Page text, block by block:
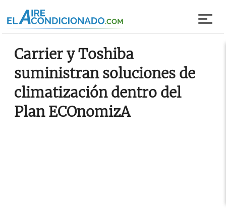
Carrier y Toshiba
suministran soluciones de
climatización dentro del
Plan ECOnomizA